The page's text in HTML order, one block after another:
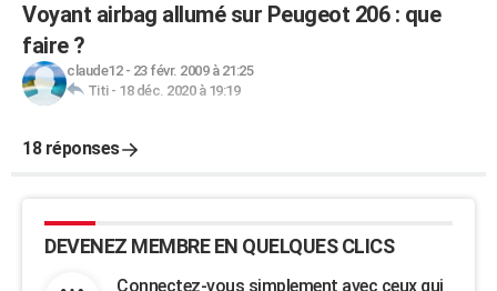
Voyant airbag allumé sur Peugeot 206 : que
faire ?
claude12- 23 févr. 2009 à 21:25
Titi- 18 déc. 2020 à 19:19
18 réponses
DEVENEZ MEMBRE EN QUELQUES CLICS
Connectez-vous simplement avec ceux qui